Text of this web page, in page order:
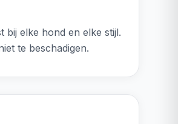
bij elke hond en elke stijl.
te beschadigen.